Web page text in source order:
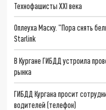
Технофашисты XXI века
Оплеуха Маску. "Пора снять
Starlink
В Кургане ГИБДД устроила
рынка
ГИБДД Кургана просит
водителей (телефон)